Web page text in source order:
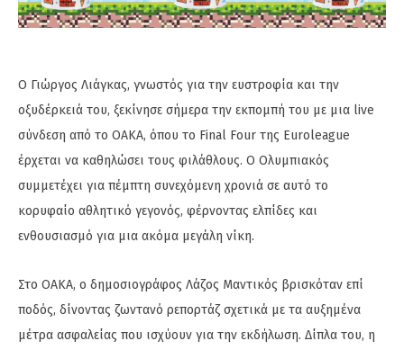
Ο Γιώργος Λιάγκας, γνωστός για την ευστροφία και την
οξυδέρκειά του, ξεκίνησε σήμερα την εκπομπή του με μια live
σύνδεση από το ΟΑΚΑ, όπου το Final Four της Euroleague
έρχεται να καθηλώσει τους φιλάθλους. Ο Ολυμπιακός
συμμετέχει για πέμπτη συνεχόμενη χρονιά σε αυτό το
κορυφαίο αθλητικό γεγονός, φέρνοντας ελπίδες και
ενθουσιασμό για μια ακόμα μεγάλη νίκη.
Στο ΟΑΚΑ, ο δημοσιογράφος Λάζος Μαντικός βρισκόταν επί
ποδός, δίνοντας ζωντανό ρεπορτάζ σχετικά με τα αυξημένα
μέτρα ασφαλείας που ισχύουν για την εκδήλωση. Δίπλα του, η